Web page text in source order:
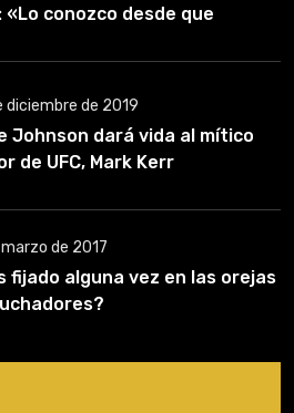
«Lo conozco desde que
mi carrera»
diciembre de 2019
Johnson dará vida al mítico
de UFC, Mark Kerr
de 2017
fijado alguna vez en las orejas